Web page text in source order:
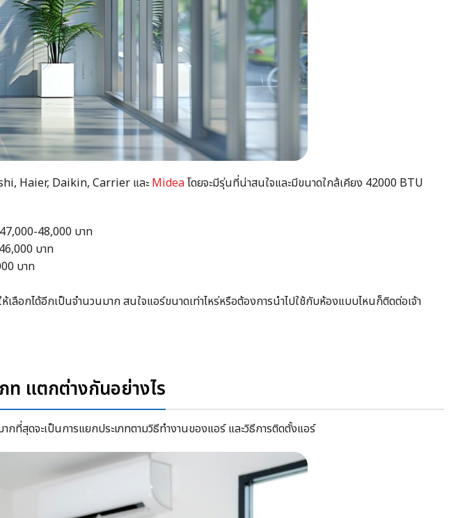
Haier, Daikin, Carrier และMideaโดยจะมีรุ่นที่น่าสนใจและมีขนาดใกล้เคียง 42000 BTU
47,000-48,000 บาท
บาท
บาท
อกได้อีกเป็นจำนวนมาก สนใจแอร์ขนาดเท่าไหร่หรือต้องการนำไปใช้กับห้องแบบไหนก็ติดต่อเจ้า
ท แตกต่างกันอย่างไร
กที่สุดจะเป็นการแยกประเภทตามวิธีทำงานของแอร์ และวิธีการติดตั้งแอร์